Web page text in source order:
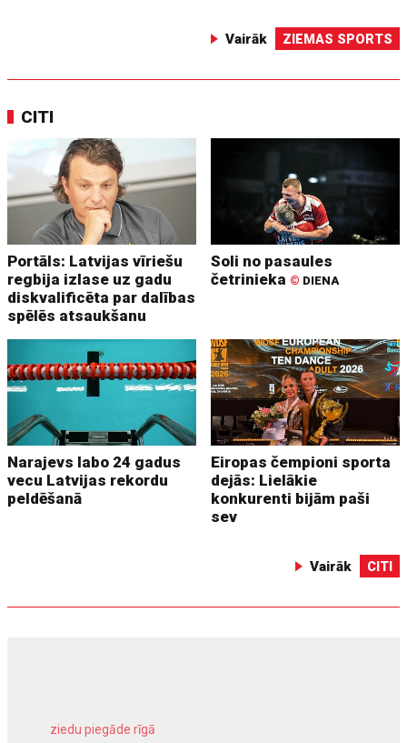
Vairāk ZIEMAS SPORTS
CITI
Portāls: Latvijas vīriešu
regbija izlase uz gadu
diskvalificēta par dalības
spēlēs atsaukšanu
Soli no pasaules
četrinieka © DIENA
Narajevs labo 24 gadus
vecu Latvijas rekordu
peldēšanā
Eiropas čempioni sporta
dejās: Lielākie
konkurenti bijām paši
sev
Vairāk CITI
ziedu piegāde rīgā